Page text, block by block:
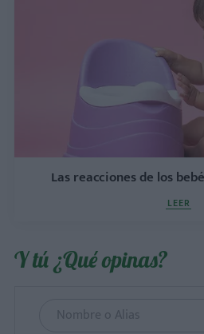
Las reacciones de los
LEER
Y tú ¿Qué opinas?